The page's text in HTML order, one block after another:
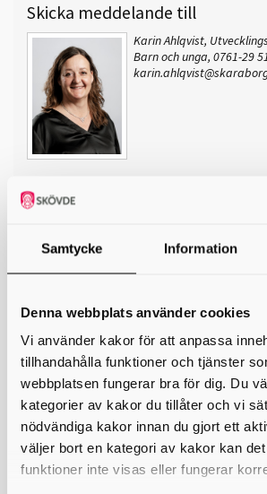
Samtycke Information
Denna webbplats använder cookies
Vi använder kakor för att anpassa
tillhandahålla funktioner och tjänster
webbplatsen fungerar bra för dig. Du
kategorier av kakor du tillåter och vi
nödvändiga kakor innan du gjort ett
väljer bort en kategori av kakor kan
funktioner inte visas eller fungerar
Skicka meddelande till
Karin Ahlqvist,
Barn och unga, 0761-29
Telefon
*Ämne
*Meddelande